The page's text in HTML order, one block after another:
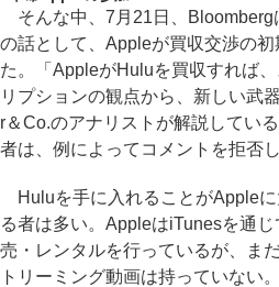
そんな中、7月21日、Bloomberg
の話として、Appleが買収交渉の
た。「AppleがHuluを買収すれば
リプションの観点から、新しい武
r＆Co.のアナリストが解説してい
者は、例によってコメントを拒否し
Huluを手に入れることがApple
る者は多い。AppleはiTunesを通
売・レンタルを行っているが、ま
トリーミング動画は持っていない